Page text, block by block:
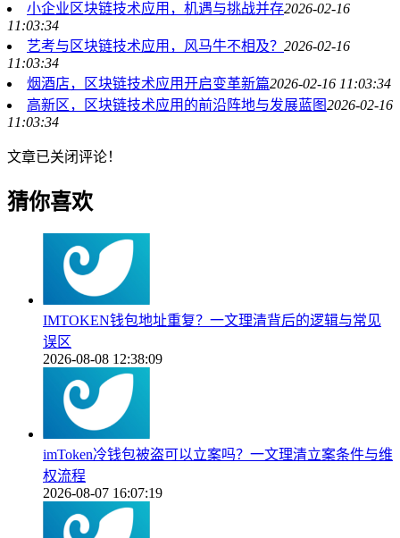
小企业区块链技术应用，机遇与挑战并存2026-02-16
11:03:34
艺考与区块链技术应用，风马牛不相及？ 2026-02-16
11:03:34
烟酒店，区块链技术应用开启变革新篇2026-02-16 11:03:34
高新区，区块链技术应用的前沿阵地与发展蓝图2026-02-16
11:03:34
文章已关闭评论！
猜你喜欢
IMTOKEN钱包地址重复？一文理清背后的逻辑与常见
误区
2026-08-08 12:38:09
imToken冷钱包被盗可以立案吗？一文理清立案条件与维
权流程
2026-08-07 16:07:19